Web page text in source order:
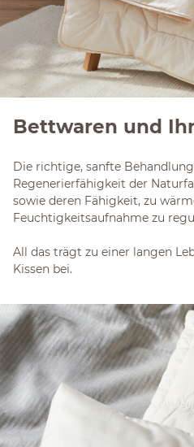
Bettwaren und
Die richtige, sanfte
Regenerierfähigkeit der
sowie deren Fähigkeit, zu
Feuchtigkeitsaufnahme zu
All das trägt zu einer langen
Kissen bei.